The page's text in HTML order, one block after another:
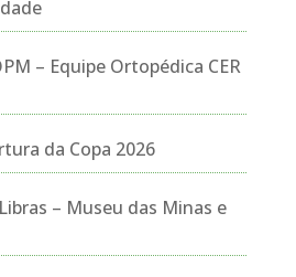
– Equipe Ortopédica CER
da Copa 2026
– Museu das Minas e